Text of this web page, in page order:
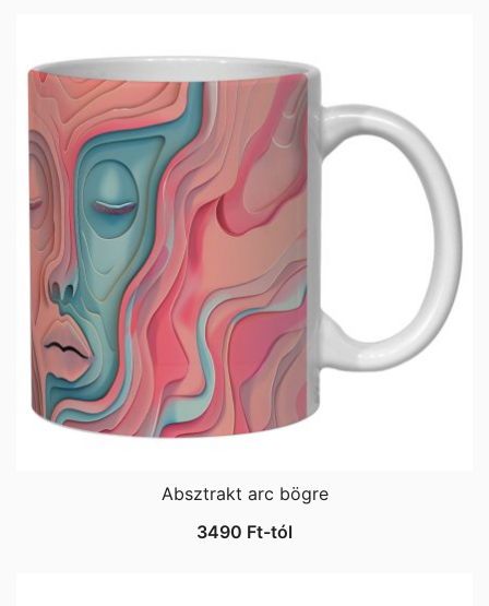
Absztrakt arc bögre
3490 Ft-tól